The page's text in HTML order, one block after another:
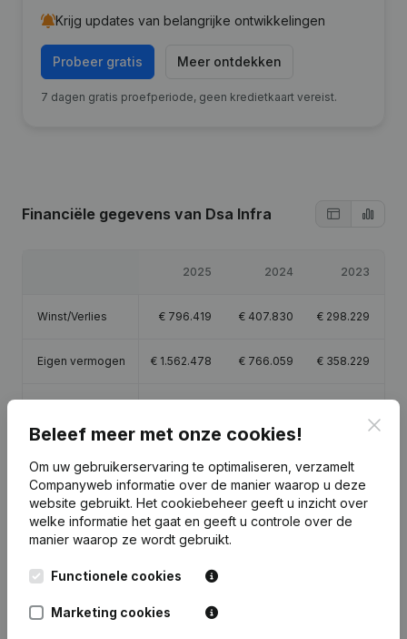
Krijg updates van belangrijke ontwikkelingen
Probeer gratis Meer ontdekken
7 dagen gratis proefperiode, geen kredietkaart vereist.
Financiële gegevens van Dsa Infra
2025 2024 2023
Winst/Verlies € 796.419 € 407.830 € 298.229
Eigen vermogen € 1.562.478 € 766.059 € 358.229
Datum Publicatie
Beleef meer met onze cookies!
Om uw gebruikerservaring te optimaliseren, verzamelt
Companyweb informatie over de manier waarop u deze
website gebruikt. Het cookiebeheer geeft u inzicht over
welke informatie het gaat en geeft u controle over de
manier waarop ze wordt gebruikt.
Functionele cookies
Marketing cookies